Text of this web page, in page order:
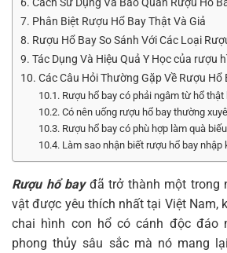
7. Phân Biệt Rượu Hổ Bay Thật Và Giả
8. Rượu Hổ Bay So Sánh Với Các Loại
9. Tác Dụng Và Hiệu Quả Y Học của rượu
10. Các Câu Hỏi Thường Gặp Về Rượu Hổ
10.1. Rượu hổ bay có phải ngâm từ hổ thật
10.2. Có nên uống rượu hổ bay thường
10.3. Rượu hổ bay có phù hợp làm quà
10.4. Làm sao nhận biết rượu hổ bay nhập
Rượu hổ bayđã trở thành một trong
vật được yêu thích nhất tại Việt Nam,
chai hình con hổ có cánh độc đáo
phong thủy sâu sắc mà nó mang